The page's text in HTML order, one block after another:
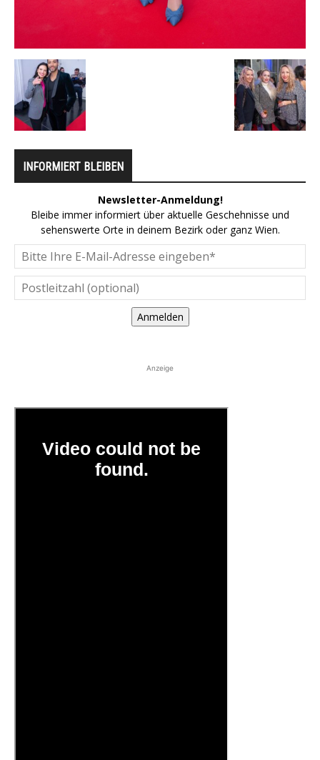
INFORMIERT BLEIBEN
Newsletter-Anmeldung!
Bleibe immer informiert über aktuelle Geschehnisse und
sehenswerte Orte in deinem Bezirk oder ganz Wien.
Anmelden
Anzeige